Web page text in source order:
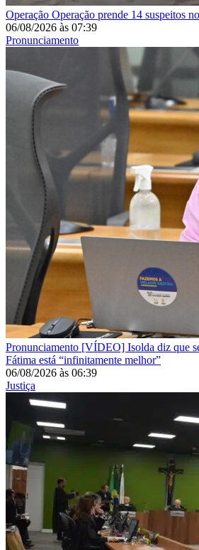
Operação Operação prende 14 suspeitos
06/08/2026 às 07:39
Pronunciamento
Pronunciamento [VÍDEO] Isolda diz que
Fátima está “infinitamente melhor”
06/08/2026 às 06:39
Justiça